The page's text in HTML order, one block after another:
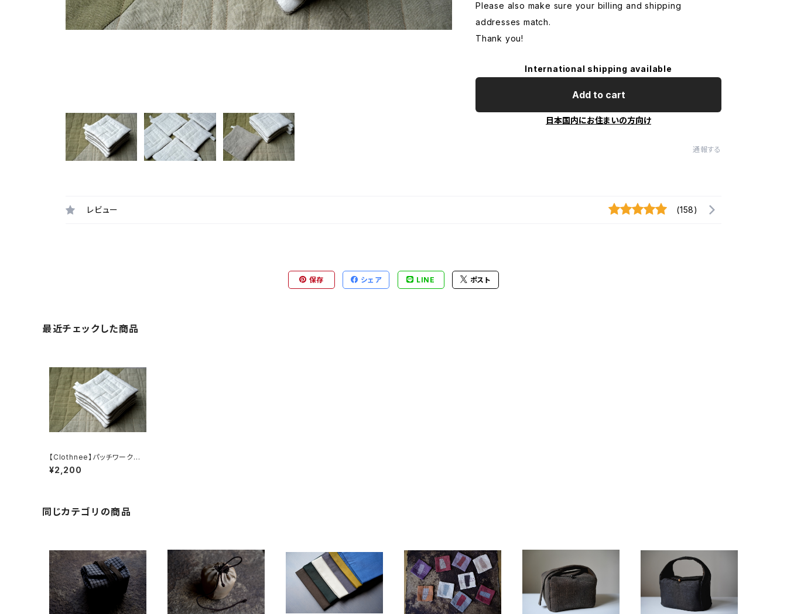
Please also make sure your billing and shipping
addresses match.
Thank you!
International shipping available
Add to cart
日本国内にお住まいの方向け
通報する
レビュー (158)
保存 シェア LINE ポスト
最近チェックした商品
【Clothnee】パッチワークポ
ットマット / Patchwork Pot
Mat 6
¥2,200
同じカテゴリの商品